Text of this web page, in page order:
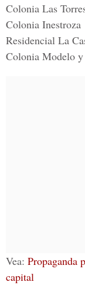
Colonia Las
Colonia Inestroza
Residencial La
Colonia Modelo y
Vea: Propaganda
capital